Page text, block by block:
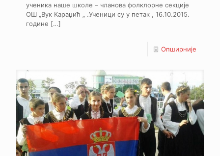
ученика наше школе – чланова фолклорне секције
ОШ „Вук Караџић „ .Ученици су у петак , 16.10.2015.
године […]
Опширније